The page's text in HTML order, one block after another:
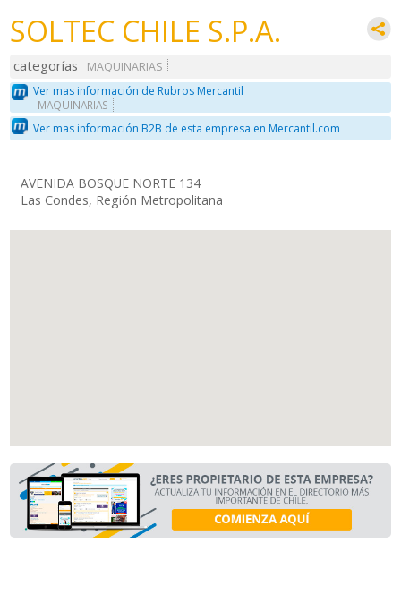
SOLTEC CHILE S.P.A.
categorías
MAQUINARIAS
Ver mas información de Rubros Mercantil
MAQUINARIAS
Ver mas información B2B de esta empresa en Mercantil.com
AVENIDA BOSQUE NORTE 134
Las Condes, Región Metropolitana